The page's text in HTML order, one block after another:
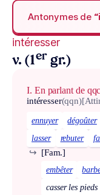
Antonymes de
intéresser
v. (1er gr.)
I. En parlant de
intéresser(qqn)
ennuyer dégoûter
lasser
rebuter
[Fam.]
↪
embêter
casser les pieds